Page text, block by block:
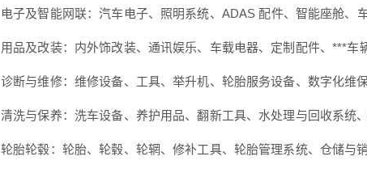
电子及智能网联：汽车电子、照明系统、ADAS 配件、智能座舱、
用品及改装：内外饰改装、通讯娱乐、车载电器、定制配件、***车
诊断与维修：维修设备、工具、举升机、轮胎服务设备、数字化维
清洗与保养：洗车设备、养护用品、翻新工具、水处理与回收系统
轮胎轮毂：轮胎、轮毂、轮辋、修补工具、轮胎管理系统、仓储与销